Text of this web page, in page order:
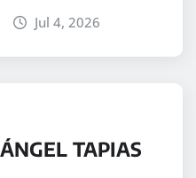
Jul 4, 2026
TAPIAS